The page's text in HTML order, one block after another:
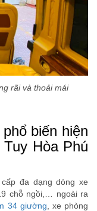
rãi và thoải mái
biến hiện
Hòa Phú
đa dạng dòng xe
chỗ ngồi,… ngoài ra
34 giường , xe phòng